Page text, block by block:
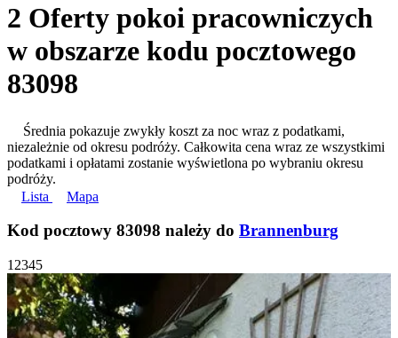
2 Oferty pokoi pracowniczych
w obszarze kodu pocztowego
83098
Średnia pokazuje zwykły koszt za noc wraz z podatkami,
niezależnie od okresu podróży. Całkowita cena wraz ze wszystkimi
podatkami i opłatami zostanie wyświetlona po wybraniu okresu
podróży.
Lista
Mapa
Kod pocztowy 83098 należy do Brannenburg
1 2345